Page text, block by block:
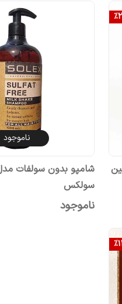
%
ناموجود
سولکس
ناموجود
%